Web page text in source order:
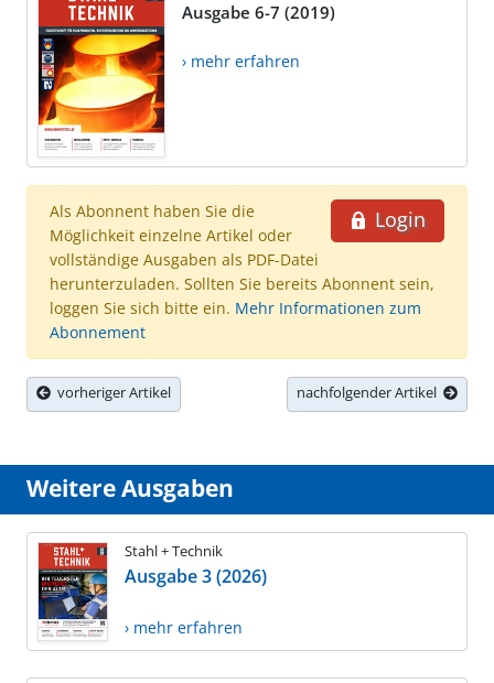
Ausgabe 6-7 (2019)
› mehr erfahren
Login
Als Abonnent haben Sie die
Möglichkeit einzelne Artikel oder
vollständige Ausgaben als PDF-Datei
herunterzuladen. Sollten Sie bereits Abonnent sein,
loggen Sie sich bitte ein. Mehr Informationen zum
Abonnement
vorheriger Artikel nachfolgender Artikel
Weitere Ausgaben
Stahl + Technik
Ausgabe 3 (2026)
› mehr erfahren